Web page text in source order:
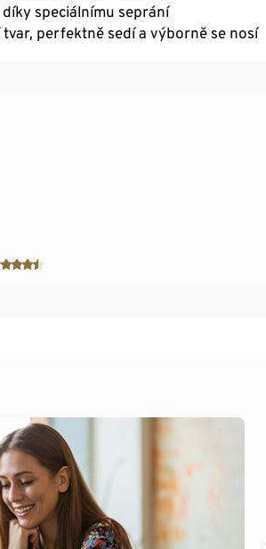
speciálnímu seprání
perfektně sedí a výborně se nosí